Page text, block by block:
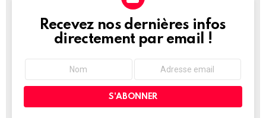
NEWSLETTER
Recevez nos dernières infos
directement par email !